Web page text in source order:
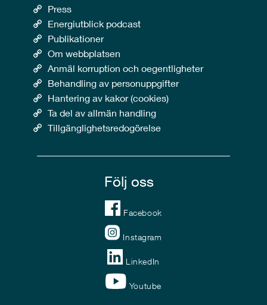
Press
Energiutblick podcast
Publikationer
Om webbplatsen
Anmäl korruption och oegentligheter
Behandling av personuppgifter
Hantering av kakor (cookies)
Ta del av allmän handling
Tillgänglighetsredogörelse
Följ oss
Facebook
Instagram
LinkedIn
Youtube